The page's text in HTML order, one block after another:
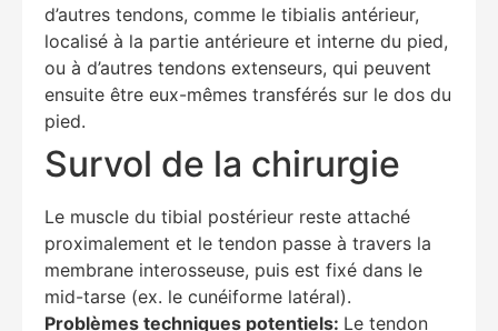
d’autres tendons, comme le tibialis antérieur,
localisé à la partie antérieure et interne du pied,
ou à d’autres tendons extenseurs, qui peuvent
ensuite être eux-mêmes transférés sur le dos du
pied.
Survol de la chirurgie
Le muscle du tibial postérieur reste attaché
proximalement et le tendon passe à travers la
membrane interosseuse, puis est fixé dans le
mid-tarse (ex. le cunéiforme latéral).
Problèmes techniques potentiels: Le tendon